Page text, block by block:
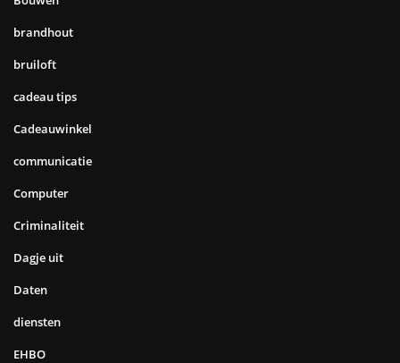
brandhout
bruiloft
cadeau tips
Cadeauwinkel
communicatie
Computer
Criminaliteit
Dagje uit
Daten
diensten
EHBO